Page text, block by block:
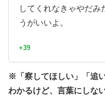
してくれなきゃやだみ
うがいいよ。
+39
※「察してほしい」「追
わかるけど、言葉にしな